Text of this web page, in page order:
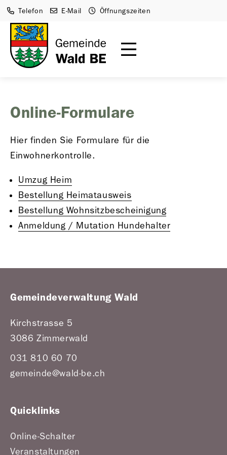
Telefon E-Mail Öffnungszeiten
Online-Formulare
Hier finden Sie Formulare für die
Einwohnerkontrolle.
Umzug Heim
Bestellung Heimatausweis
Bestellung Wohnsitzbescheinigung
Anmeldung / Mutation Hundehalter
Gemeindeverwaltung Wald
Kirchstrasse 5
3086 Zimmerwald
031 810 60 70
gemeinde@wald-be.ch
Quicklinks
Online-Schalter
Veranstaltungen